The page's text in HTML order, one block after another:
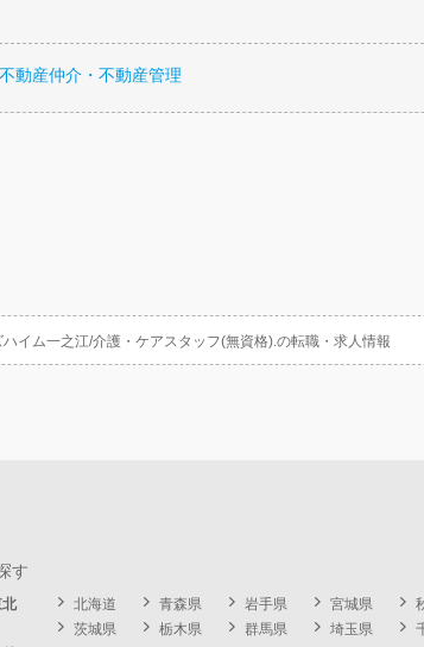
産仲介・不動産管理
ハイム一之江/介護・ケアスタッフ(無資格).の転職・求人情報
す
北海道 青森県 岩手県 宮城県
茨城県 栃木県 群馬県 埼玉県